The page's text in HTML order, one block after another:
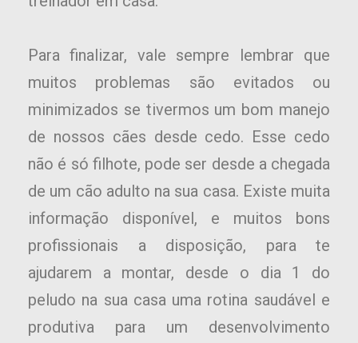
Para finalizar, vale sempre lembrar que
muitos problemas são evitados ou
minimizados se tivermos um bom manejo
de nossos cães desde cedo. Esse cedo
não é só filhote, pode ser desde a chegada
de um cão adulto na sua casa. Existe muita
informação disponível, e muitos bons
profissionais a disposição, para te
ajudarem a montar, desde o dia 1 do
peludo na sua casa uma rotina saudável e
produtiva para um desenvolvimento